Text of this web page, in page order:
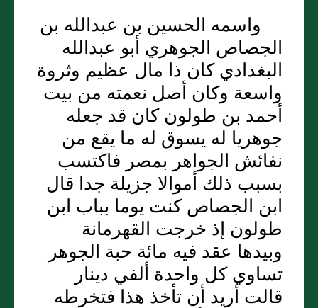
واسمه الحسين بن عبدالله بن
الجصاص الجوهري أبو عبدالله
البغدادي كان ذا مال عظيم وثروة
واسعة وكان أصل نعمته من بيت
أحمد بن طولون كان قد جعله
جوهريا له يسوق له ما يقع من
نفائش الجواهر بمصر فاكتسب
بسبب ذلك أموالا جزيلة جدا قال
ابن الجصاص كنت يوما بباب ابن
طولون إذ خرجت القهرمانة
وبيدها عقد فيه مائة حبة الجوهر
تساوي كل واحدة ألفي دينار
قالت أريد أن تأخذ هذا فتخرطه